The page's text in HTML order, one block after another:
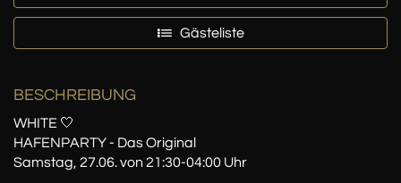
Gästeliste
BESCHREIBUNG
WHITE 🤍
HAFENPARTY - Das Original
Samstag, 27.06. von 21:30-04:00 Uhr